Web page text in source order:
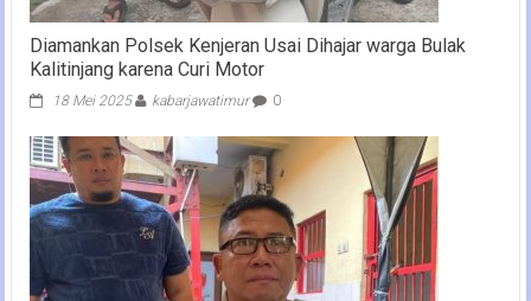
Diamankan Polsek Kenjeran Usai Dihajar warga Bulak
Kalitinjang karena Curi Motor
18 Mei 2025 kabarjawatimur 0